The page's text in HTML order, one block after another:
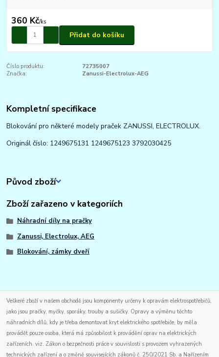
360 Kč/ks
Přidat do košíku
Číslo produktu:
72735007
Značka:
Zanussi-Electrolux-AEG
Kompletní specifikace
Blokování pro některé modely praček ZANUSSI, ELECTROLUX.
Originál číslo: 1249675131 1249675123 3792030425
Původ zboží
Zboží zařazeno v kategoriích
Náhradní díly na pračky
Zanussi, Electrolux, AEG
Blokování, zámky dveří
Veškeré zboží v našem obchodě jsou komponenty určeny k opravám elektrospotřebičů,
jako jsou pračky, myčky, sporáky, trouby a sušičky. Opravy a výměnu těchto
náhradních dílů, kdy je třeba demontovat kryt elektrického spotřebiče, by měla
provádět pouze osoba, která má způsobilost k provádění oprav na elektrických
zařízeních. viz. Zákon o bezpečnosti práce v souvislosti s provozem vyhrazených
technických zařízení a o změně souvisejících zákonů č. 250/2021 Sb. a Nařízením